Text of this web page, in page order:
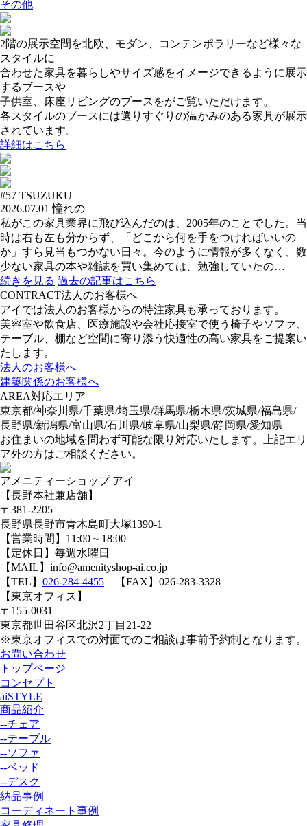
その他
2階の展示空間を北欧、モダン、コンテンポラリーなど様々な
スタイルに
合わせた家具を暮らしやサイズ感をイメージできるように展示
するブースや
子供室、床座リビングのブースをがご覧いただけます。
各スタイルのブースには選りすぐりの温かみのある家具が展示
されています。
詳細はこちら
#57 TSUZUKU
2026.07.01 憧れの
私がこの家具業界に飛び込んだのは、2005年のことでした。当
時は右も左も分からず、「どこから何を手をつければいいの
か」すら見当もつかない日々。今のように情報が多くなく、数
少ない家具の本や雑誌を買い集めては、勉強していたの…
続きを見る 過去の記事はこちら
CONTRACT法人のお客様へ
アイでは法人のお客様からの特注家具も承っております。
美容室や飲食店、医療施設や会社応接室で使う椅子やソファ、
テーブル、棚など空間に寄り添う快適性の高い家具をご提案い
たします。
法人のお客様へ
建築関係のお客様へ
AREA対応エリア
東京都/神奈川県/千葉県/埼玉県/群馬県/栃木県/茨城県/福島県/
長野県/新潟県/富山県/石川県/岐阜県/山梨県/静岡県/愛知県
お住まいの地域を問わず可能な限り対応いたします。上記エリ
ア外の方はご相談ください。
アメニティーショップ アイ
【長野本社兼店舗】
〒381-2205
長野県長野市青木島町大塚1390-1
【営業時間】11:00～18:00
【定休日】毎週水曜日
【MAIL】info@amenityshop-ai.co.jp
【TEL】 026-284-4455 【FAX】026-283-3328
【東京オフィス】
〒155-0031
東京都世田谷区北沢2丁目21-22
※東京オフィスでの対面でのご相談は事前予約制となります。
お問い合わせ
トップページ
コンセプト
aiSTYLE
商品紹介
--チェア
--テーブル
--ソファ
--ベッド
--デスク
納品事例
コーディネート事例